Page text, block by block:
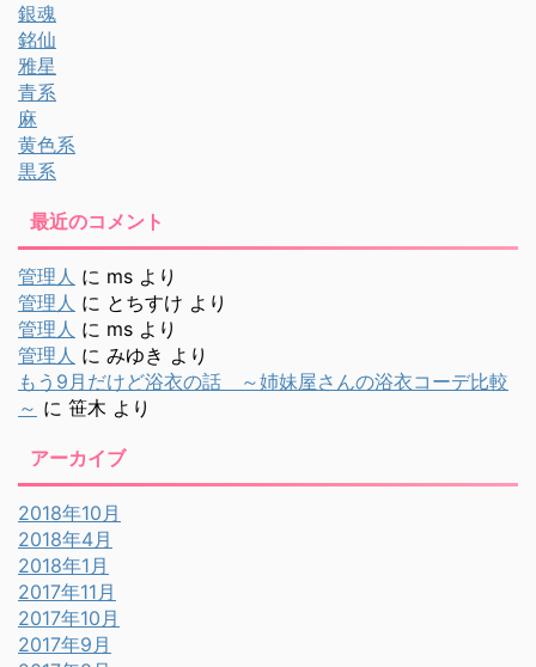
銀魂
銘仙
雅星
青系
麻
黄色系
黒系
最近のコメント
管理人 に ms より
管理人 に とちすけ より
管理人 に ms より
管理人 に みゆき より
もう9月だけど浴衣の話 ～姉妹屋さんの浴衣コーデ比較
～ に 笹木 より
アーカイブ
2018年10月
2018年4月
2018年1月
2017年11月
2017年10月
2017年9月